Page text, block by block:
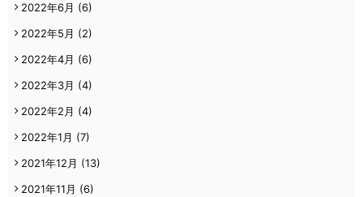
2022年6月 (6)
2022年5月 (2)
2022年4月 (6)
2022年3月 (4)
2022年2月 (4)
2022年1月 (7)
2021年12月 (13)
2021年11月 (6)